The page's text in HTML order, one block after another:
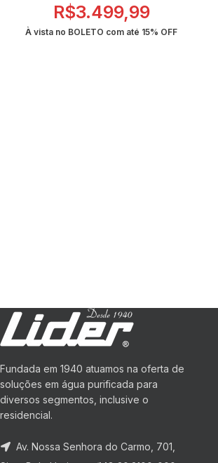
R$3.499,99
À vista no BOLETO com até 15% OFF
Fundada em 1940 atuamos na oferta de
soluções em água purificada para
diversos segmentos, inclusive o
residencial.
Av. Nossa Senhora do Carmo, 701,